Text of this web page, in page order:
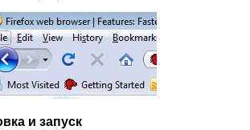
и запуск